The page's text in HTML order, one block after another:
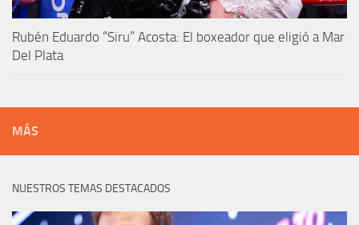
Rubén Eduardo “Siru” Acosta: El boxeador que eligió a Mar
Del Plata
MÁS
NUESTROS TEMAS DESTACADOS